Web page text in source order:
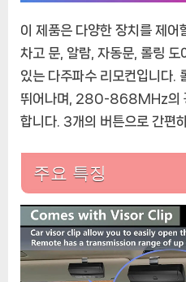
이 제품은 다양한 장치를 제어
차고 문, 알람, 자동문, 롤링
있는 다주파수 리모컨입니다.
뛰어나며, 280-868MHz의
합니다. 3개의 버튼으로 간편
주요 특징